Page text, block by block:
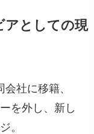
アとしての現
社に移籍、
を外し、新し
。